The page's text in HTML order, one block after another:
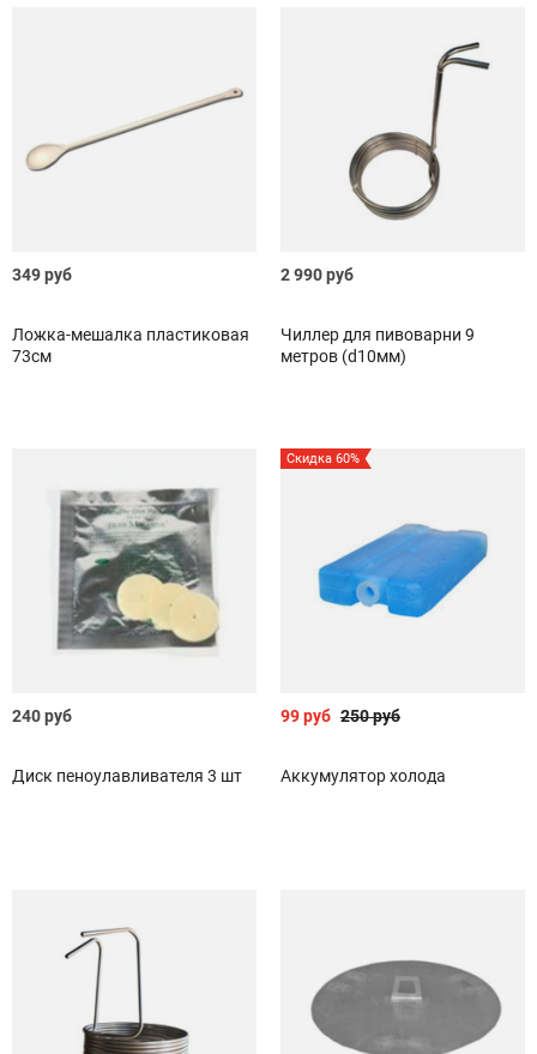
349 руб
Ложка-мешалка пластиковая
73см
2 990 руб
Чиллер для пивоварни 9
метров (d10мм)
240 руб
Диск пеноулавливателя 3 шт
Скидка 60%
99 руб 250 руб
Аккумулятор холода